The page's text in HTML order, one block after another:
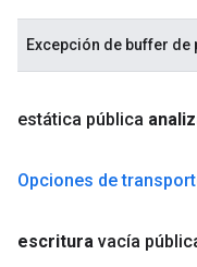
Excepción de buffer
estática pública
Opciones de
escritura vacía